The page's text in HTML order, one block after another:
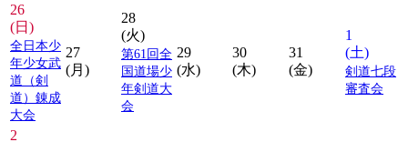
26
(日)
全日本少
年少女武
道（剣
道）錬成
大会
27
(月)
28
(火)
第61回全
国道場少
年剣道大
会
29
(水)
30
(木)
31
(金)
1
(土)
剣道七段
審査会
2